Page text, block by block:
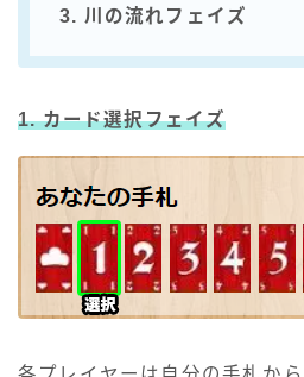
3. 川の流れフェイズ
1. カード選択フェイズ